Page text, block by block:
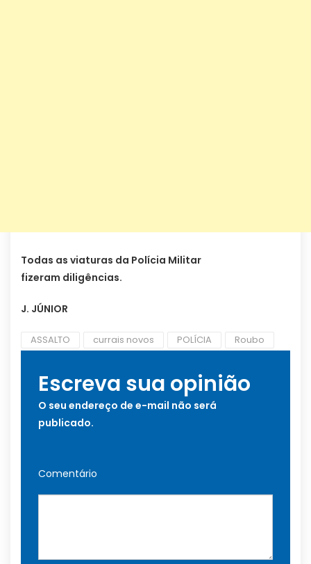
Todas as viaturas da Polícia Militar
fizeram diligências.
J. JÚNIOR
ASSALTO currais novos POLÍCIA Roubo
Escreva sua opinião
O seu endereço de e-mail não será
publicado.
Comentário